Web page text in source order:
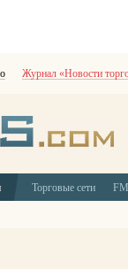
Журнал «Новости
Торговые сети